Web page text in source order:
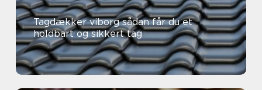
Tagdækker viborg sådan får du et
holdbart og sikkert tag